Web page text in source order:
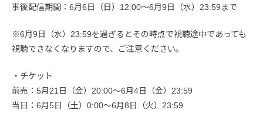
事後配信期間：6月6日（日）12:00～6月9日（水）23:59まで
※6月9日（水）23:59を過ぎるとその時点で視聴途中であっても
視聴できなくなりますので、ご注意ください。
・チケット
前売：5月21日（金）20:00～6月4日（金）23:59
当日：6月5日（土）0:00～6月8日（火）23:59